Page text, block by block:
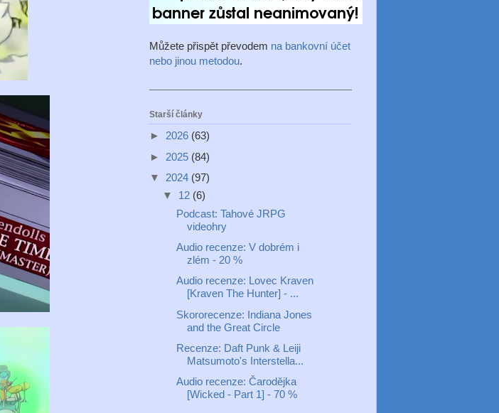
Můžete přispět převodem na bankovní účet
nebo jinou metodou.
Starší články
► 2026 (63)
► 2025 (84)
▼ 2024 (97)
▼ 12 (6)
Podcast: Tahové JRPG
videohry
Audio recenze: V dobrém i
zlém - 20 %
Audio recenze: Lovec Kraven
[Kraven The Hunter] - ...
Skororecenze: Indiana Jones
and the Great Circle
Recenze: Daft Punk & Leiji
Matsumoto's Interstella...
Audio recenze: Čarodějka
[Wicked - Part 1] - 70 %